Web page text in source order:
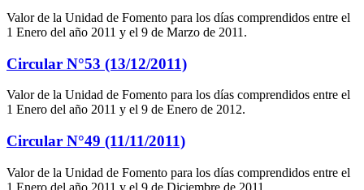
Valor de la Unidad de Fomento para los días comprendidos entre el
1 Enero del año 2011 y el 9 de Marzo de 2011.
Circular N°53 (13/12/2011)
Valor de la Unidad de Fomento para los días comprendidos entre el
1 Enero del año 2011 y el 9 de Enero de 2012.
Circular N°49 (11/11/2011)
Valor de la Unidad de Fomento para los días comprendidos entre el
1 Enero del año 2011 y el 9 de Diciembre de 2011.